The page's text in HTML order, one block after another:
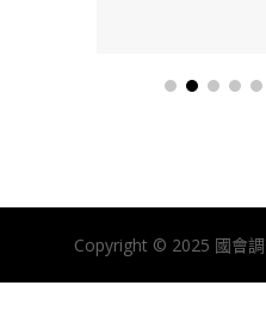
Copyright © 2025 國會